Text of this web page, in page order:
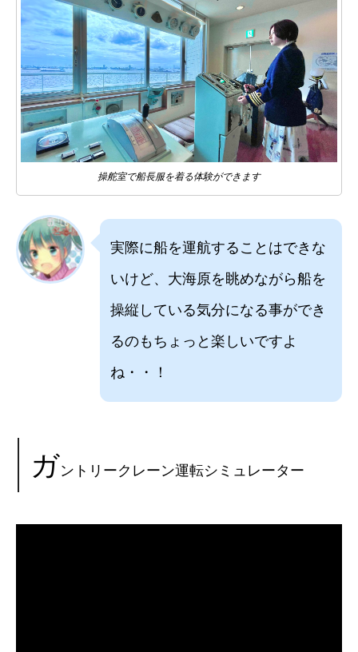
操舵室で船長服を着る体験ができます
実際に船を運航することはできな
いけど、大海原を眺めながら船を
操縦している気分になる事ができ
るのもちょっと楽しいですよ
ね・・！
ガントリークレーン運転シミュレーター